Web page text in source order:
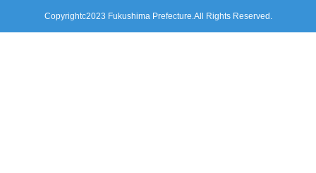
Copyrightc2023 Fukushima Prefecture.All Rights Reserved.